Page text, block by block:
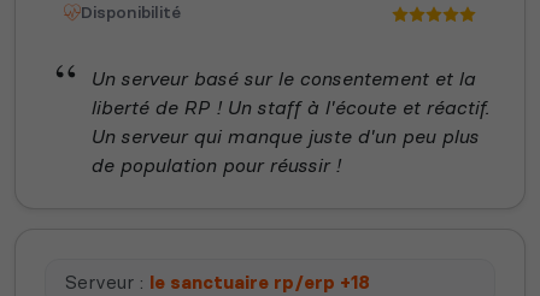
Disponibilité
Un serveur basé sur le consentement et la
liberté de RP ! Un staff à l'écoute et réactif.
Un serveur qui manque juste d'un peu plus
de population pour réussir !
Serveur : le sanctuaire rp/erp +18